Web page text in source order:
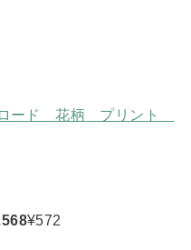
ード 花柄 プリント
¥572